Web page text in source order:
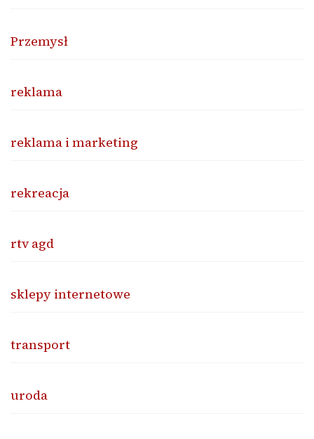
Przemysł
reklama
reklama i marketing
rekreacja
rtv agd
sklepy internetowe
transport
uroda